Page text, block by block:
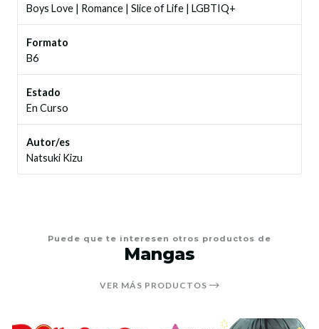
Boys Love | Romance | Slice of Life | LGBTIQ+
Formato
B6
Estado
En Curso
Autor/es
Natsuki Kizu
Puede que te interesen otros productos de
Mangas
VER MÁS PRODUCTOS